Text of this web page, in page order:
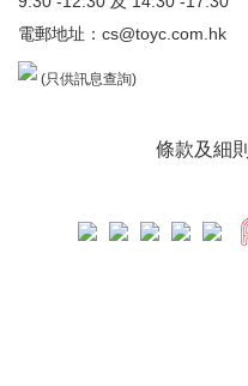
電郵地址： cs@toyc.com.hk
(只供訊息查詢)
條款及細則